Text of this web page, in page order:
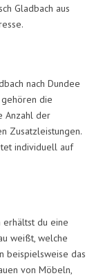
Gladbach aus
nach Dundee
die
Anzahl der
Zusatzleistungen.
individuell auf
erhältst du eine
weißt, welche
beispielsweise das
von Möbeln,